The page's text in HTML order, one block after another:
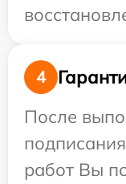
4
После
работ Вы